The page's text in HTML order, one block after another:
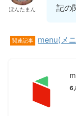
ぽんたまん
記の
関連記事 menu(メ